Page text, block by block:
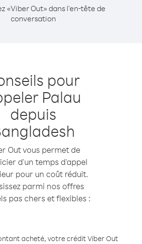
«Viber Out» dans l'en-tête de
conversation
pour
Palau
depuis
Out vous permet de
d'un temps d'appel
pour un coût réduit.
parmi nos offres
pas chers et flexibles :
acheté, votre crédit Viber Out